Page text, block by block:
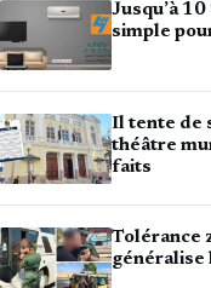
Jusqu’à
simple
Il tente de
théâtre
faits
Tolérance
généralise